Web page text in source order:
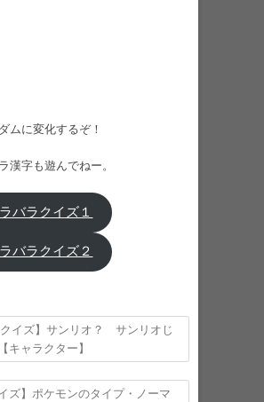
ムに変化するぞ！
漢字も遊んでねー。
バラクイズ１
バラクイズ２
クイズ】サンリオ？ サンリオじ
キャラクター】
ズ】ポケモンのタイプ・ノーマ